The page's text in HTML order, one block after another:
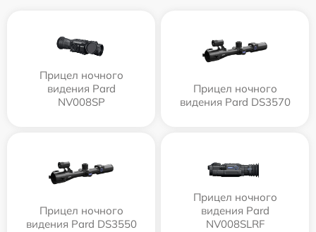
Прицел ночного
видения Pard
NV008SP
Прицел ночного
видения Pard DS3570
Прицел ночного
видения Pard DS3550
Прицел ночного
видения Pard
NV008SLRF